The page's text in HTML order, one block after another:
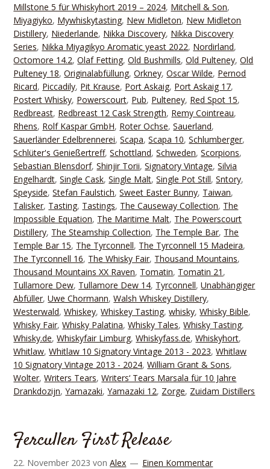
Millstone 5 für Whiskyhort 2019 – 2024, Mitchell & Son,
Miyagiyko, Mywhiskytasting, New Midleton, New Midleton
Distillery, Niederlande, Nikka Discovery, Nikka Discovery
Series, Nikka Miyagikyo Aromatic yeast 2022, Nordirland,
Octomore 14.2,Olaf Fetting,Old Bushmills,Old Pulteney,Old
Pulteney 18,Originalabfüllung,Orkney,Oscar Wilde, Pernod
Ricard, Piccadily, Pit Krause, Port Askaig, Port Askaig 17,
Postert Whisky, Powerscourt, Pub, Pulteney, Red Spot 15,
Redbreast, Redbreast 12 Cask Strength, Remy Cointreau,
Rhens, Rolf Kaspar GmbH, Roter Ochse,Sauerland,
Sauerländer Edelbrennerei,Scapa,Scapa 10,Schlumberger,
Schlüter's Genießertreff,Schottland,Schweden,Scorpions,
Sebastian Blensdorf,Shinjir Torii,Signatory Vintage,Silvia
Engelhardt,Single Cask,Single Malt,Single Pot Still,Sntory,
Speyside,Stefan Faulstich,Sweet Easter Bunny, Taiwan,
Talisker, Tasting, Tastings, The Causeway Collection, The
Impossible Equation, The Maritime Malt, The Powerscourt
Distillery, The Steamship Collection, The Temple Bar, The
Temple Bar 15, The Tyrconnell, The Tyrconnell 15 Madeira,
The Tyrconnell 16, The Whisky Fair, Thousand Mountains,
Thousand Mountains XX Raven, Tomatin, Tomatin 21 ,
Tullamore Dew, Tullamore Dew 14, Tyrconnell,Unabhängiger
Abfüller,Uwe Chormann,Walsh Whiskey Distillery,
Westerwald,Whiskey,Whiskey Tasting,whisky,Whisky Bible,
Whisky Fair,Whisky Palatina,Whisky Tales,Whisky Tasting,
Whisky.de,Whiskyfair Limburg,Whiskyfass.de,Whiskyhort,
Whitlaw,Whitlaw 10 Signatory Vintage 2013 - 2023,Whitlaw
10 Signatory Vintage 2013 - 2024,William Grant & Sons,
Wolter,Writers Tears,Writers‘ Tears Marsala für 10 Jahre
Drankdozijn,Yamazaki,Yamazaki 12, Zorge, Zuidam Distillers
Fercullen First Release
22. November 2023 vonAlex Einen Kommentar